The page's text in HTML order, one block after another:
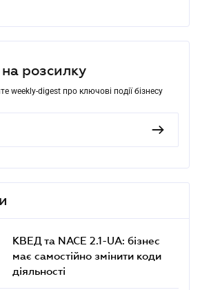
розсилку
weekly-digest про ключові події бізнесу
КВЕД та NACE 2.1-UA: бізнес
має самостійно змінити коди
діяльності